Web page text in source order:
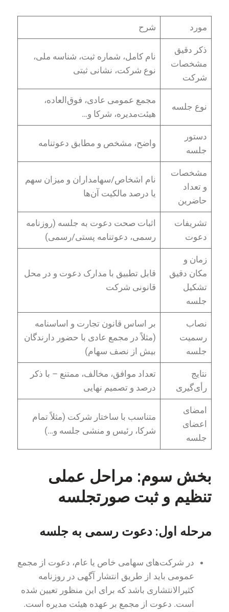
مورد شرح
ذکر دقیق
مشخصات
شرکت
نام کامل، شماره ثبت، شناسه ملی،
نوع شرکت، نشانی ثبتی
نوع جلسه
مجمع عمومی عادی، فوق‌العاده،
هیئت‌مدیره، شرکا و…
دستور
جلسه
واضح، مشخص و مطابق دعوتنامه
مشخصات
و تعداد
حاضرین
نام اشخاص/سهامداران و میزان سهم
یا درصد مالکیت آن‌ها
تشریفات
دعوت
اثبات صحت دعوت به جلسه (روزنامه
رسمی، دعوتنامه پستی/رسمی)
زمان و
مکان دقیق
تشکیل
جلسه
قابل تطبیق با مدارک دعوت و در محل
قانونی شرکت
نصاب
رسمیت
جلسه
بر اساس قانون تجارت و اساسنامه
(مثلاً در مجمع عادی با حضور دارندگان
بیش از نصف سهام)
نتایج
رأی‌گیری
تعداد موافق، مخالف، ممتنع – با ذکر
درصد و تصمیم نهایی
امضای
اعضای
جلسه
متناسب با ساختار شرکت (مثلاً تمام
شرکا، رئیس و منشی جلسه و…)
بخش سوم: مراحل عملی
تنظیم و ثبت صورتجلسه
مرحله اول: دعوت رسمی به جلسه
در شرکت‌های سهامی خاص یا عام، دعوت از مجمع
عمومی باید از طریق انتشار آگهی در روزنامه
کثیرالانتشاری باشد که برای این منظور تعیین شده
است. دعوت از مجمع بر عهده هیئت مدیره است.